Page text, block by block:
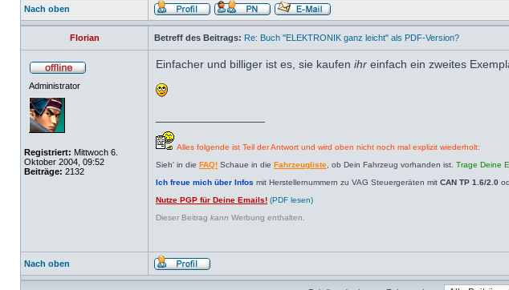
Nach oben
Florian Betreff des Beitrags: Re: Buch "ELEKTRONIK ganz leicht" als PDF-Version?
Administrator
Registriert: Mittwoch 6.
Oktober 2004, 09:52
Beiträge: 2132
Einfacher und billiger ist es, sie kaufen ihr einfach ein zweites
Alles folgende ist Teil der Antwort und wird oben nicht noch mal explizit wiederholt:
Sieh' in die FAQ! Schaue in die Fahrzeugliste , ob Dein Fahrzeug vorhanden ist. Trage Deine
Ich freue mich über Infos mit Herstellernummern zu VAG Steuergeräten mit CAN TP 1.6/2.0
Nutze PGP für Deine Emails! (PDF lesen)
Dieser Beitrag kann Werbung enthalten.
Nach oben